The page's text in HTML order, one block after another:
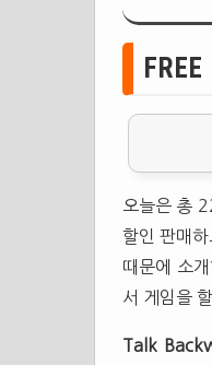
오늘은 총
할인 판매
때문에 소개
서 게임을
Talk